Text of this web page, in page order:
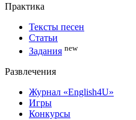
Практика
Тексты песен
Статьи
Задания new
Развлечения
Журнал «English4U»
Игры
Конкурсы